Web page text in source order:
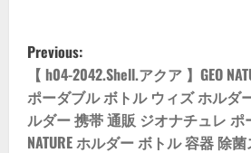
P
o
s
Previous:
【 h04-2042.Shell.アクア 】GEO
ポーダブル ボトル ウィズ ホルダ
ルダー 携帯 通販 ジオナチュレ ポ
NATURE ホルダー ボトル 容器 除